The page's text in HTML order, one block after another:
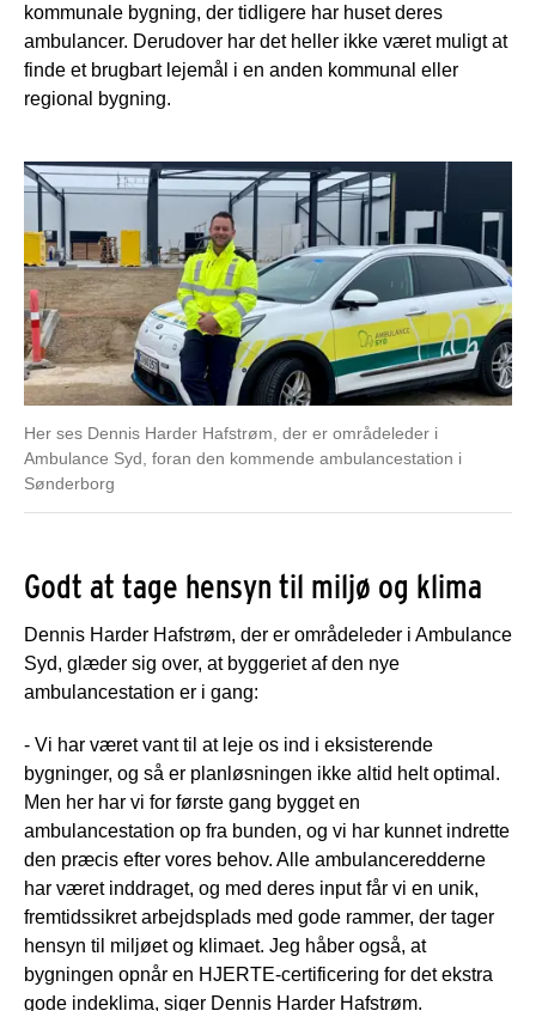
kommunale bygning, der tidligere har huset deres
ambulancer. Derudover har det heller ikke været muligt at
finde et brugbart lejemål i en anden kommunal eller
regional bygning.
Her ses Dennis Harder Hafstrøm, der er områdeleder i
Ambulance Syd, foran den kommende ambulancestation i
Sønderborg
Godt at tage hensyn til miljø og klima
Dennis Harder Hafstrøm, der er områdeleder i Ambulance
Syd, glæder sig over, at byggeriet af den nye
ambulancestation er i gang:
- Vi har været vant til at leje os ind i eksisterende
bygninger, og så er planløsningen ikke altid helt optimal.
Men her har vi for første gang bygget en
ambulancestation op fra bunden, og vi har kunnet indrette
den præcis efter vores behov. Alle ambulanceredderne
har været inddraget, og med deres input får vi en unik,
fremtidssikret arbejdsplads med gode rammer, der tager
hensyn til miljøet og klimaet. Jeg håber også, at
bygningen opnår en HJERTE-certificering for det ekstra
gode indeklima, siger Dennis Harder Hafstrøm.